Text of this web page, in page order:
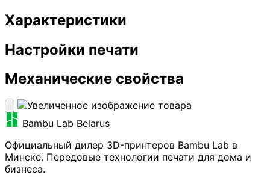
Характеристики
Настройки печати
Механические свойства
Bambu Lab Belarus
Официальный дилер 3D-принтеров Bambu Lab в
Минске. Передовые технологии печати для дома и
бизнеса.